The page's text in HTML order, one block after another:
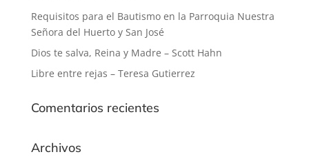
Requisitos para el Bautismo en la Parroquia Nuestra
Señora del Huerto y San José
Dios te salva, Reina y Madre – Scott Hahn
Libre entre rejas – Teresa Gutierrez
Comentarios recientes
Archivos